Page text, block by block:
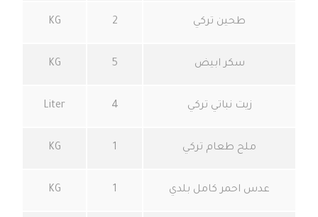
طحين تركي 2
KG
سكر ابيض 5
KG
زيت نباتي تركي 4
Liter
ملح طعام تركي 1
KG
عدس احمر كامل بلدي 1
KG